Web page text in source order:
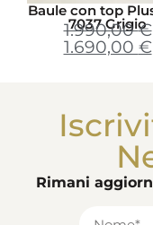
Baule con top
7037 Grigio
1.990,00€
1.690,00 €
Rimani